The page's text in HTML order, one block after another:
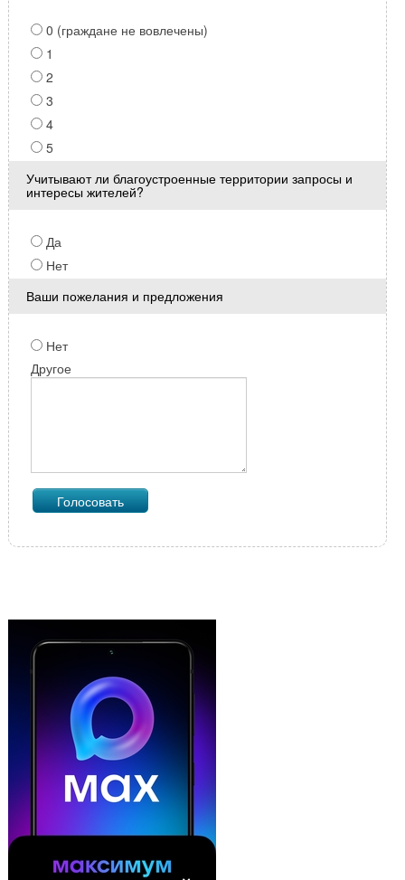
0 (граждане не вовлечены)
1
2
3
4
5
Учитывают ли благоустроенные территории запросы и
интересы жителей?
Да
Нет
Ваши пожелания и предложения
Нет
Другое